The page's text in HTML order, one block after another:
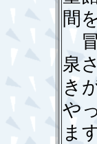
間
冒
泉
き
や
ま